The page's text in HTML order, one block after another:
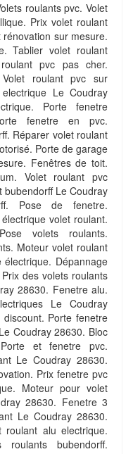
roulants pvc. Volet
Prix volet roulant
sur mesure.
Tablier volet roulant
pvc pas cher.
roulant pvc sur
Le Coudray
Porte fenetre
fenetre en pvc.
Réparer volet roulant
Porte de garage
Fenêtres de toit.
Volet roulant pvc
Le Coudray
Pose de fenetre.
volet roulant.
volets roulants.
Moteur volet roulant
Dépannage
des volets roulants
28630. Fenetre alu.
Le Coudray
Porte fenetre
Coudray 28630. Bloc
et fenetre pvc.
Le Coudray 28630.
Prix fenetre pvc
Moteur pour volet
28630. Fenetre 3
Le Coudray 28630.
alu electrique.
bubendorff.